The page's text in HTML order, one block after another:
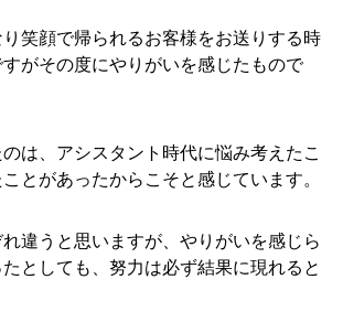
笑顔で帰られるお客様をお送りする時
がその度にやりがいを感じたもので
は、アシスタント時代に悩み考えたこ
とがあったからこそと感じています。
違うと思いますが、やりがいを感じら
としても、努力は必ず結果に現れると